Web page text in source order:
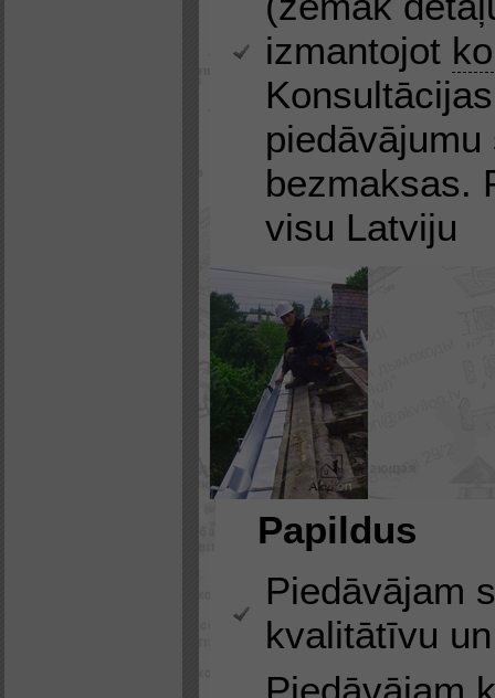
izmantojot
bezmaksas.
visu Latviju
Papildus
Piedāvājam
kvalitātīvu